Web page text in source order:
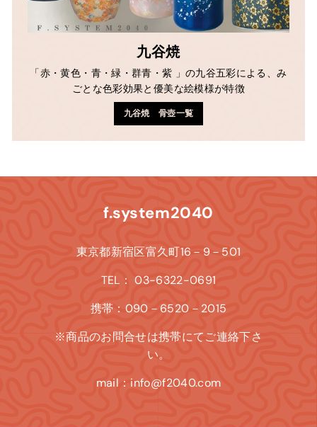
九谷焼
「赤・黄色・青・緑・群青・紫 」の九谷五彩による、み
ごとな色彩効果と優美な絵模様が特徴
九谷焼 骨壺一覧
f.system2040
東京都新宿区富久町16－9－501
TEL： 03-6322-0691
携帯：090－6520－2015
※商品のお問合せは携帯にてご連絡下さ
い。
mail：info@f2040.com